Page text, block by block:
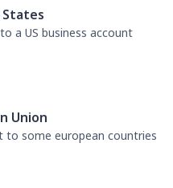
a US business account
Union
to some european countries